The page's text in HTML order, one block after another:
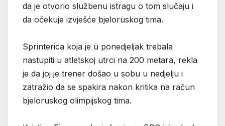
da je otvorio službenu istragu o tom slučaju i
da očekuje izvješće bjeloruskog tima.
Sprinterica koja je u ponedjeljak trebala
nastupiti u atletskoj utrci na 200 metara, rekla
je da joj je trener došao u sobu u nedjelju i
zatražio da se spakira nakon kritika na račun
bjeloruskog olimpijskog tima.